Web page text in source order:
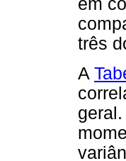
em
três
A